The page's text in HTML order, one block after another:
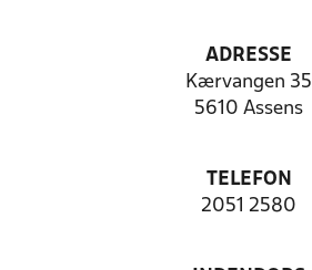
ADRESSE
Kærvangen 35
5610 Assens
TELEFON
2051 2580